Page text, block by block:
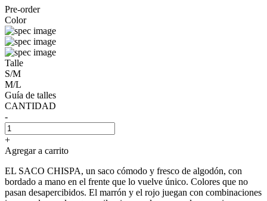
Pre-order
Color
Talle
S/M
M/L
Guía de talles
CANTIDAD
-
+
Agregar a carrito
EL SACO CHISPA, un saco cómodo y fresco de algodón, con
bordado a mano en el frente que lo vuelve único. Colores que no
pasan desapercibidos. El marrón y el rojo juegan con combinaciones